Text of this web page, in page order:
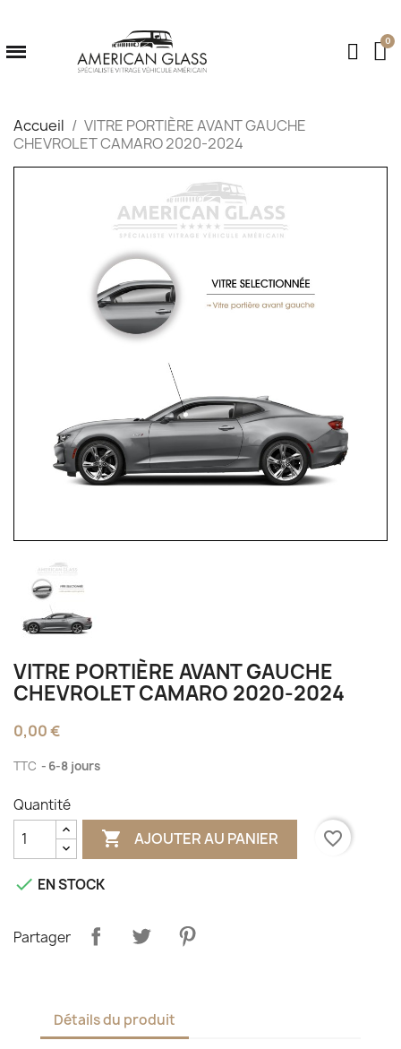
Accueil
VITRE PORTIÈRE AVANT GAUCHE
CHEVROLET CAMARO 2020-2024
VITRE PORTIÈRE AVANT GAUCHE
CHEVROLET CAMARO 2020-2024
0,00 €
TTC 6-8 jours
Quantité
 AJOUTER AU PANIER favorite_border
 EN STOCK
Partager
Détails du produit